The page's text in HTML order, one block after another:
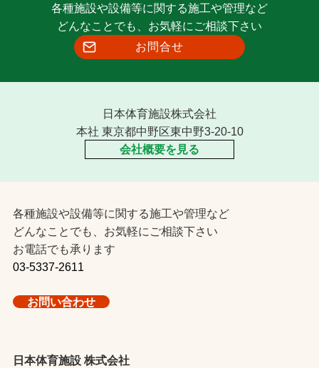
各種施設や設備等に関する施工や管理など
どんなことでも、お気軽にご相談下さい
お問合せ
日本体育施設株式会社
本社 東京都中野区東中野3-20-10
会社概要を見る
各種施設や設備等に関する施工や管理など
どんなことでも、お気軽にご相談下さい
お電話でも承ります
03-5337-2611
お問い合わせ
日本体育施設 株式会社